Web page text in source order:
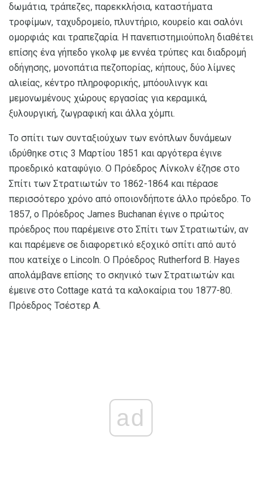
δωμάτια, τράπεζες, παρεκκλήσια, καταστήματα
τροφίμων, ταχυδρομείο, πλυντήριο, κουρείο και σαλόνι
ομορφιάς και τραπεζαρία. Η πανεπιστημιούπολη διαθέτει
επίσης ένα γήπεδο γκολφ με εννέα τρύπες και διαδρομή
οδήγησης, μονοπάτια πεζοπορίας, κήπους, δύο λίμνες
αλιείας, κέντρο πληροφορικής, μπόουλινγκ και
μεμονωμένους χώρους εργασίας για κεραμικά,
ξυλουργική, ζωγραφική και άλλα χόμπι.
Το σπίτι των συνταξιούχων των ενόπλων δυνάμεων
ιδρύθηκε στις 3 Μαρτίου 1851 και αργότερα έγινε
προεδρικό καταφύγιο. Ο Πρόεδρος Λίνκολν έζησε στο
Σπίτι των Στρατιωτών το 1862-1864 και πέρασε
περισσότερο χρόνο από οποιονδήποτε άλλο πρόεδρο. Το
1857, ο Πρόεδρος James Buchanan έγινε ο πρώτος
πρόεδρος που παρέμεινε στο Σπίτι των Στρατιωτών, αν
και παρέμενε σε διαφορετικό εξοχικό σπίτι από αυτό
που κατείχε ο Lincoln. Ο Πρόεδρος Rutherford B. Hayes
απολάμβανε επίσης το σκηνικό των Στρατιωτών και
έμεινε στο Cottage κατά τα καλοκαίρια του 1877-80.
Πρόεδρος Τσέστερ Α.
ad